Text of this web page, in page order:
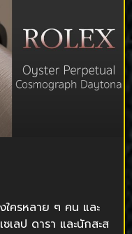
ใครหลาย ๆ คน และ
เลป ดารา และนักสะส